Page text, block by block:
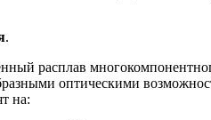
.
расплав
оптическими
на: